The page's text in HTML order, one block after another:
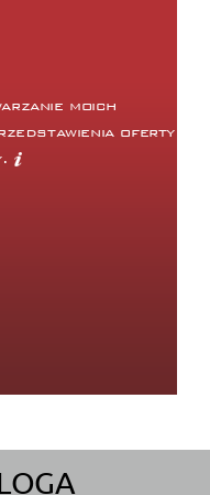
moich
oferty